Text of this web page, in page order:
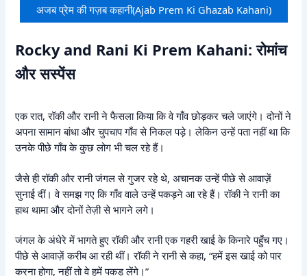
अजब प्रेम की गज़ब कहानी(Ajab Prem Ki Ghazab Kahani)
Rocky and Rani Ki Prem Kahani: रोमांच
और सस्पेंस
एक रात, रॉकी और रानी ने फैसला किया कि वे गाँव छोड़कर चले जाएंगे। दोनों ने
अपना सामान बांधा और चुपचाप गाँव से निकल पड़े। लेकिन उन्हें पता नहीं था कि
उनके पीछे गाँव के कुछ लोग भी चल रहे हैं।
जैसे ही रॉकी और रानी जंगल से गुजर रहे थे, अचानक उन्हें पीछे से आवाज़ें
सुनाई दीं। वे समझ गए कि गाँव वाले उन्हें पकड़ने आ रहे हैं। रॉकी ने रानी का
हाथ थामा और दोनों तेज़ी से भागने लगे।
जंगल के अंधेरे में भागते हुए रॉकी और रानी एक गहरी खाई के किनारे पहुँच गए।
पीछे से आवाज़ें करीब आ रही थीं। रॉकी ने रानी से कहा, “हमें इस खाई को पार
करना होगा, नहीं तो वे हमें पकड़ लेंगे।”